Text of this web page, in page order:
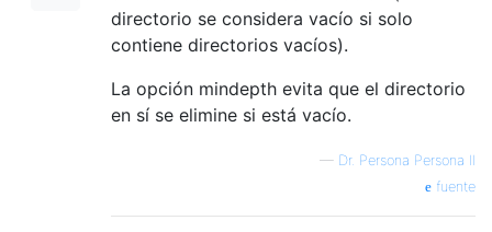
directorio se considera vacío si solo
contiene directorios vacíos).
La opción mindepth evita que el directorio
en sí se elimine si está vacío.
— Dr. Persona Persona II
fuente